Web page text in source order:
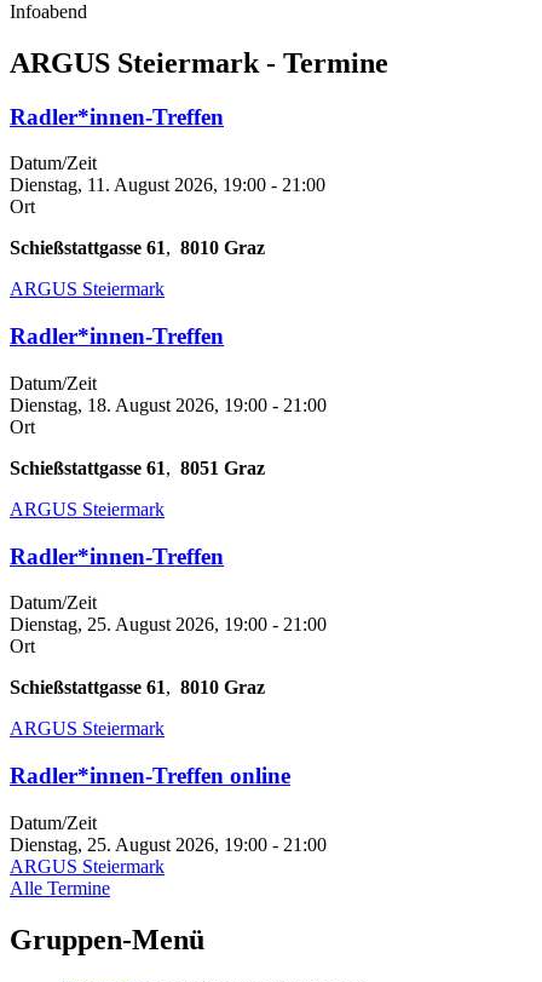
Infoabend
ARGUS Steiermark - Termine
Radler*innen-Treffen
Datum/Zeit
Dienstag, 11. August 2026, 19:00 - 21:00
Ort
Schießstattgasse 61, 8010 Graz
ARGUS Steiermark
Radler*innen-Treffen
Datum/Zeit
Dienstag, 18. August 2026, 19:00 - 21:00
Ort
Schießstattgasse 61, 8051 Graz
ARGUS Steiermark
Radler*innen-Treffen
Datum/Zeit
Dienstag, 25. August 2026, 19:00 - 21:00
Ort
Schießstattgasse 61, 8010 Graz
ARGUS Steiermark
Radler*innen-Treffen online
Datum/Zeit
Dienstag, 25. August 2026, 19:00 - 21:00
ARGUS Steiermark
Alle Termine
Gruppen-Menü